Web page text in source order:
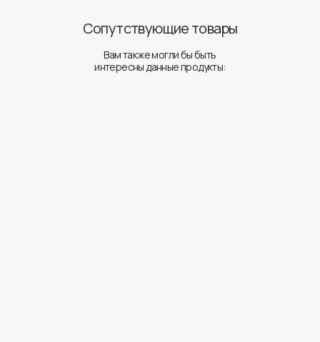
Вам также могли бы быть
интересны данные продукты:
Сопутствующие товары